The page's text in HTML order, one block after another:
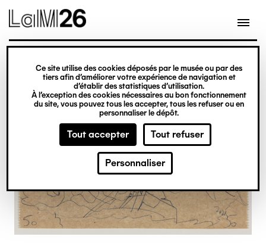
Gestion des cookies
Ce site utilise des cookies déposés par le musée ou par des
tiers afin d’améliorer votre expérience de navigation et
d’établir des statistiques d’utilisation.
À l’exception des cookies nécessaires au bon fonctionnement
du site, vous pouvez tous les accepter, tous les refuser ou en
personnaliser le dépôt.
Tout accepter Tout refuser
Personnaliser
contenu